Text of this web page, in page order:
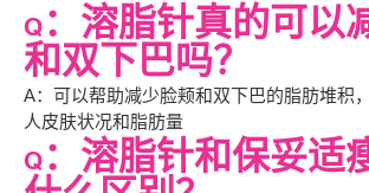
Q：溶脂针真的可以
和双下巴吗？
A：可以帮助减少脸颊和双下巴的脂肪堆积
人皮肤状况和脂肪量
Q：溶脂针和保妥适